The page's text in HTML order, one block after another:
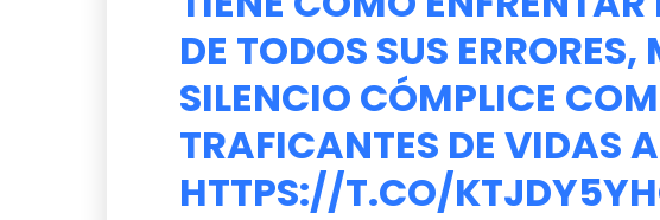
DE TODOS SUS ERRORES,
SILENCIO CÓMPLICE
TRAFICANTES DE VIDAS
HTTPS://T.CO/